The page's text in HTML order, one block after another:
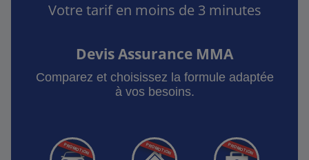
Votre tarif en moins de 3 minutes
Devis Assurance MMA
Comparez et choisissez la formule adaptée
à vos besoins.